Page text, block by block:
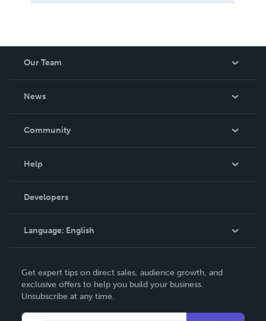
Our Team
News
In The News
Community
Podcast
Help
Order Lookup
Knowledge Base
Contact Support
Developers
Language: English
Deutsch
Français
Get expert tips on direct sales, audience growth, and
exclusive offers to help you build your business.
Unsubscribe at any time.